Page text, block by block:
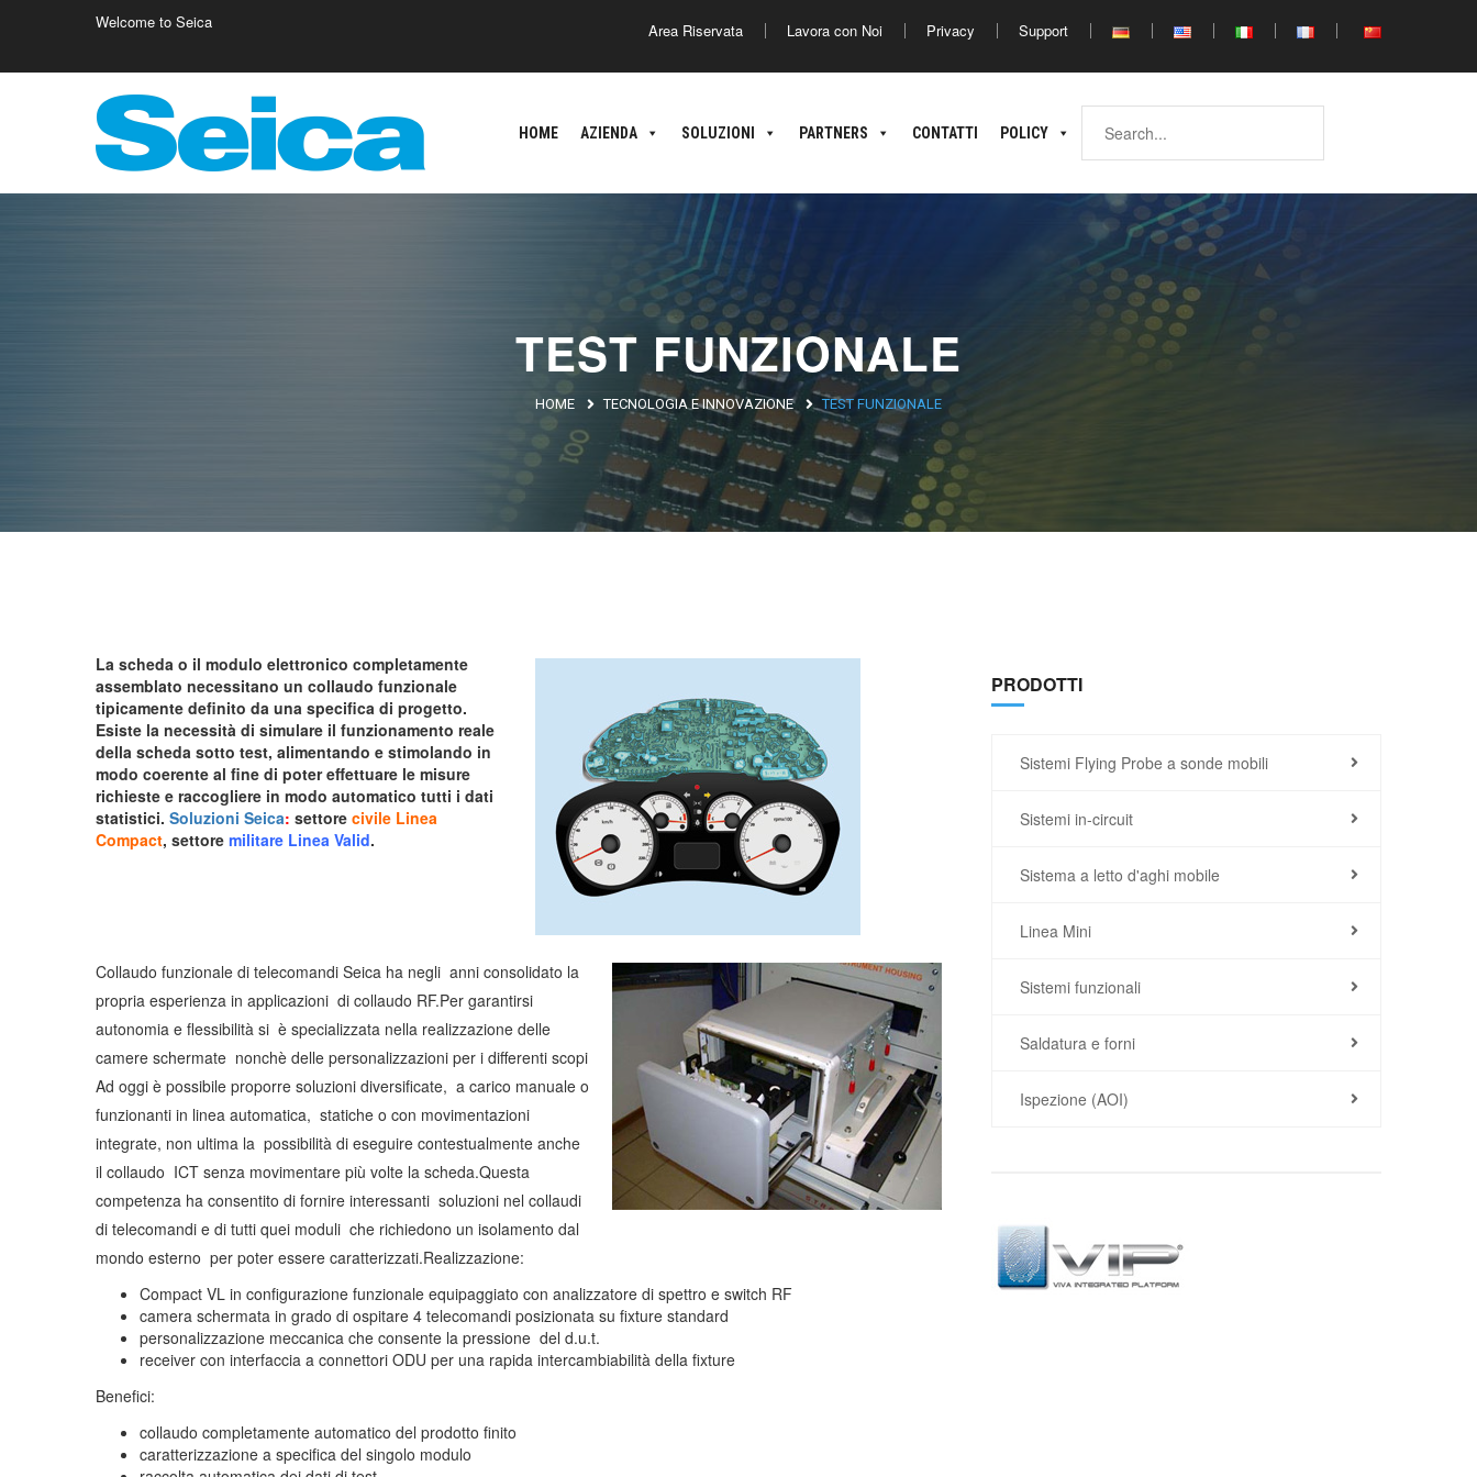
Europe
Italy
Germany
America Asia Africa
Welcome to Seica Area Riservata Lavora con Noi Privacy Support
HOME AZIENDA SOLUZIONI PARTNERS CONTATTI POLICY
TEST FUNZIONALE
HOME TECNOLOGIA E INNOVAZIONE TEST FUNZIONALE
La scheda o il modulo elettronico completamente
assemblato necessitano un collaudo funzionale
tipicamente definito da una specifica di progetto.
Esiste la necessità di simulare il funzionamento reale
della scheda sotto test, alimentando e stimolando in
modo coerente al fine di poter effettuare le misure
richieste e raccogliere in modo automatico tutti i dati
statistici. Soluzioni Seica: settore civile Linea
Compact, settore militare Linea Valid.
Collaudo funzionale di telecomandi Seica ha negli anni consolidato la
propria esperienza in applicazioni di collaudo RF.Per garantirsi
autonomia e flessibilità si è specializzata nella realizzazione delle
camere schermate nonchè delle personalizzazioni per i differenti scopi
Ad oggi è possibile proporre soluzioni diversificate, a carico manuale o
funzionanti in linea automatica, statiche o con movimentazioni
integrate, non ultima la possibilità di eseguire contestualmente anche
il collaudo ICT senza movimentare più volte la scheda.Questa
competenza ha consentito di fornire interessanti soluzioni nel collaudi
di telecomandi e di tutti quei moduli che richiedono un isolamento dal
mondo esterno per poter essere caratterizzati.Realizzazione:
Compact VL in configurazione funzionale equipaggiato con analizzatore di spettro e switch RF
camera schermata in grado di ospitare 4 telecomandi posizionata su fixture standard
personalizzazione meccanica che consente la pressione del d.u.t.
receiver con interfaccia a connettori ODU per una rapida intercambiabilità della fixture
Benefici:
collaudo completamente automatico del prodotto finito
caratterizzazione a specifica del singolo modulo
PRODOTTI
Sistemi Flying Probe a sonde mobili
Sistemi in-circuit
Sistema a letto d'aghi mobile
Linea Mini
Sistemi funzionali
Saldatura e forni
Ispezione (AOI)